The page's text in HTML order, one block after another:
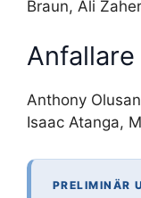
Braun, Ali
Anfallare
Anthony
Isaac Atanga,
PRELIMINÄR